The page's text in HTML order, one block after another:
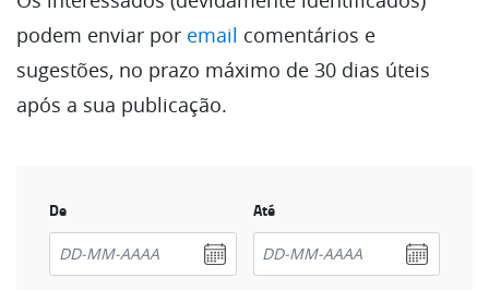
podem enviar por email comentários e
sugestões, no prazo máximo de 30 dias úteis
após a sua publicação.
De Até